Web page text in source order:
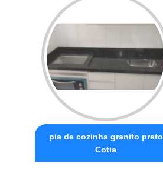
pia de cozinha granito preto
Cotia